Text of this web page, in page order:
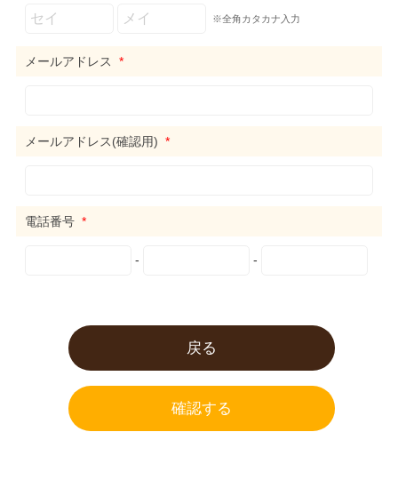
※全角カタカナ入力
メールアドレス *
メールアドレス(確認用) *
電話番号 *
- -
戻る
確認する